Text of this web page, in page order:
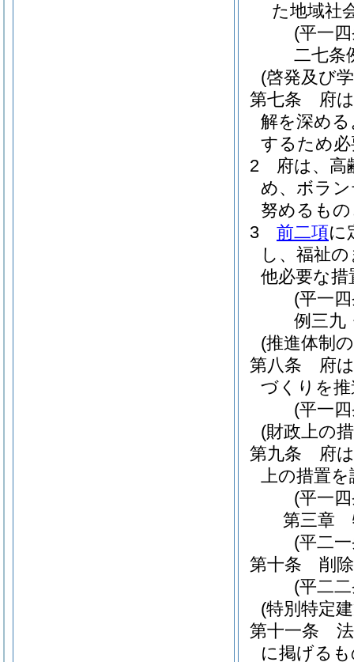
た地域社
(平一
二七条
(啓発及び
第七条
府
解を深め
するため
2
府は、高
め、ボラ
努めるも
3
前二項に
し、福祉
他必要な
(平一
例三九
(推進体制
第八条
府
づくりを
(平一
(財政上の
第九条
府
上の措置
(平一
第三章
(平二
第十条
削除
(平二
(特別特定
第十一条
に掲げる